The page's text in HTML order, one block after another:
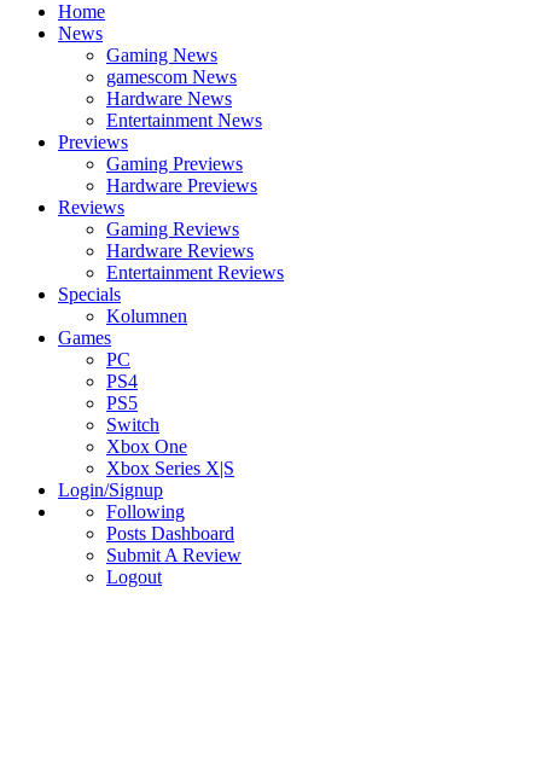
Home
News
Gaming News
gamescom News
Hardware News
Entertainment News
Previews
Gaming Previews
Hardware Previews
Reviews
Gaming Reviews
Hardware Reviews
Entertainment Reviews
Specials
Kolumnen
Games
PC
PS4
PS5
Switch
Xbox One
Xbox Series X|S
Login/Signup
Following
Posts Dashboard
Submit A Review
Logout